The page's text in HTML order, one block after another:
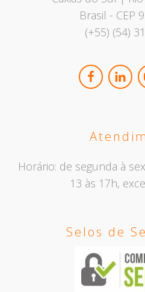
Brasil - CEP
(+55) (54)
Horário: de segunda à
13 às 17h,
Selos de